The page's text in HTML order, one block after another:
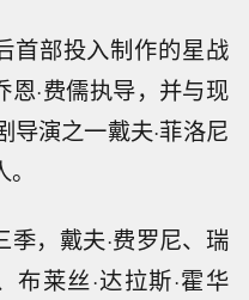
首部投入制作的星战
·费儒执导，并与现
演之一戴夫·菲洛尼
季，戴夫·费罗尼、瑞
布莱丝·达拉斯·霍华